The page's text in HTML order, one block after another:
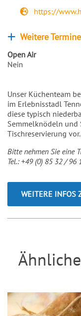
Webseite
https://
Weitere
Weitere Termine
Open Air
Nein
Unser Küchenteam
im Erlebnisstadl
diese typisch
Semmelknödeln und
Tischreservierung vor.
Bitte nehmen Sie eine
Tel.: +49 (0) 85 32 / 96
WEITERE INFOS